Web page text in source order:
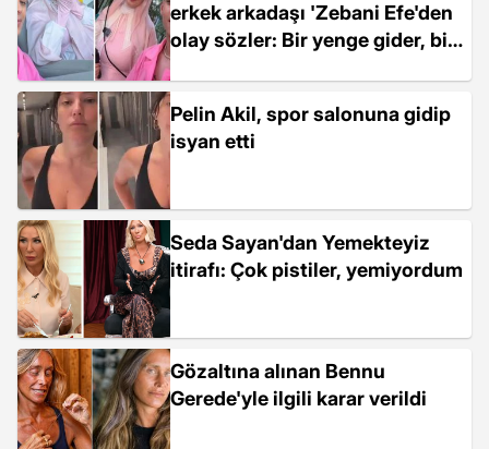
erkek arkadaşı 'Zebani Efe'den
olay sözler: Bir yenge gider, bir
Pelin Akil, spor salonuna gidip
isyan etti
Seda Sayan'dan Yemekteyiz
itirafı: Çok pistiler, yemiyordum
Gözaltına alınan Bennu
Gerede'yle ilgili karar verildi